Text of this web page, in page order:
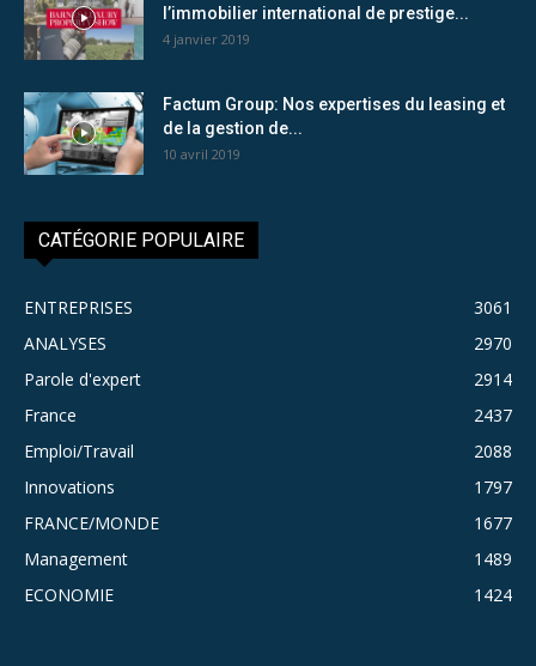
l’immobilier international de prestige...
4 janvier 2019
Factum Group: Nos expertises du leasing et
de la gestion de...
10 avril 2019
CATÉGORIE POPULAIRE
ENTREPRISES
3061
ANALYSES
2970
Parole d'expert
2914
France
2437
Emploi/Travail
2088
Innovations
1797
FRANCE/MONDE
1677
Management
1489
ECONOMIE
1424